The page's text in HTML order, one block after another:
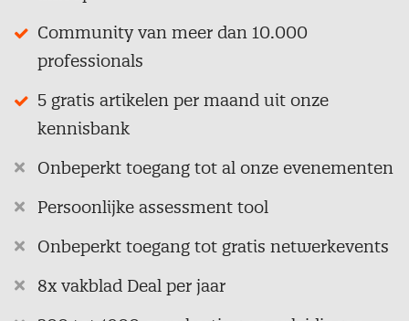
Community van meer dan 10.000
professionals
5 gratis artikelen per maand uit onze
kennisbank
Onbeperkt toegang tot al onze evenementen
Persoonlijke assessment tool
Onbeperkt toegang tot gratis netwerkevents
8x vakblad Deal per jaar